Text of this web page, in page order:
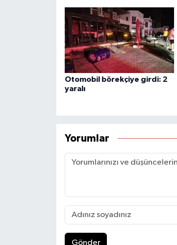
Otomobil börekçiye girdi: 2
yaralı
Yorumlar
Gönder